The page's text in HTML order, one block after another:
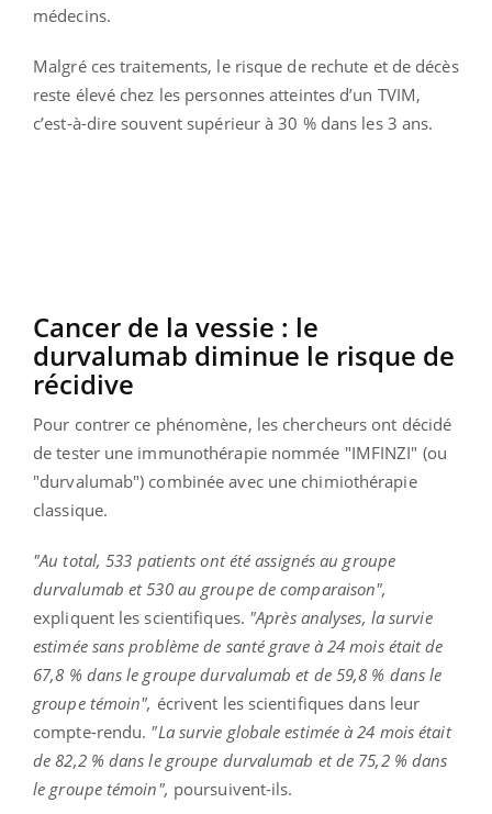
médecins.
Malgré ces traitements, le risque de rechute et de décès
reste élevé chez les personnes atteintes d’un TVIM,
c’est-à-dire souvent supérieur à 30 % dans les 3 ans.
Cancer de la vessie : le
durvalumab diminue le risque de
récidive
Pour contrer ce phénomène, les chercheurs ont décidé
de tester une immunothérapie nommée "IMFINZI" (ou
"durvalumab") combinée avec une chimiothérapie
classique.
"Au total, 533 patients ont été assignés au groupe
durvalumab et 530 au groupe de comparaison",
expliquent les scientifiques. "Après analyses, la survie
estimée sans problème de santé grave à 24 mois était de
67,8 % dans le groupe durvalumab et de 59,8 % dans le
groupe témoin", écrivent les scientifiques dans leur
compte-rendu. "La survie globale estimée à 24 mois était
de 82,2 % dans le groupe durvalumab et de 75,2 % dans
le groupe témoin", poursuivent-ils.